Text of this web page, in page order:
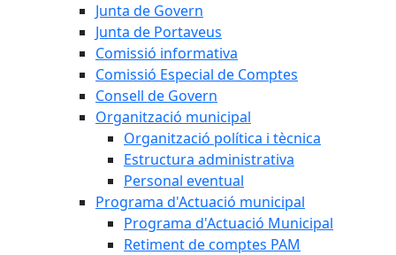
Junta de Govern
Junta de Portaveus
Comissió informativa
Comissió Especial de Comptes
Consell de Govern
Organització municipal
Organització política i tècnica
Estructura administrativa
Personal eventual
Programa d'Actuació municipal
Programa d'Actuació Municipal
Retiment de comptes PAM